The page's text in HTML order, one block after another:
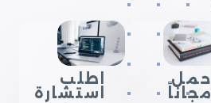
حمل
مجاناً
اطلب
استشارة